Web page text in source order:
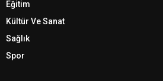
Eğitim
Kültür Ve Sanat
Sağlık
Spor